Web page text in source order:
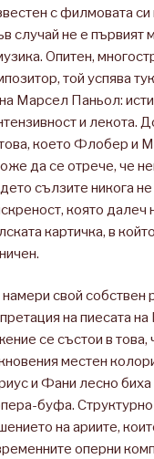
с филмовата си
случай не е първият
Опитен,
той успява
Марсел Паньол:
и лекота.
което Флобер и
да се отрече, че
сълзите никога
която далеч
картичка, в
свой собствен
на пиесата
се състои в това,
местен
и Фани лесно биха
буфа.
на ариите,
оперни